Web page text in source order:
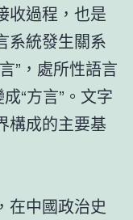
收過程，也是
系統發生關系
”，處所性語言
“方言”。文字
構成的主要基
在中國政治史